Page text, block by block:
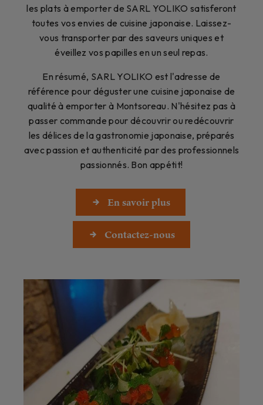
les plats à emporter de SARL YOLIKO satisferont
toutes vos envies de cuisine japonaise. Laissez-
vous transporter par des saveurs uniques et
éveillez vos papilles en un seul repas.
En résumé, SARL YOLIKO est l'adresse de
référence pour déguster une cuisine japonaise de
qualité à emporter à Montsoreau. N'hésitez pas à
passer commande pour découvrir ou redécouvrir
les délices de la gastronomie japonaise, préparés
avec passion et authenticité par des professionnels
passionnés. Bon appétit!
En savoir plus
Contactez-nous